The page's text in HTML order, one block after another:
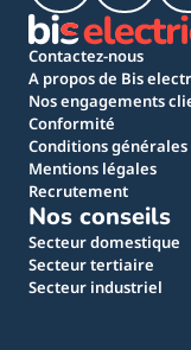
Contactez-nous
A propos de Bis
Nos engagements
Conformité
Conditions générales
Mentions légales
Recrutement
Nos conseils
Secteur domestique
Secteur tertiaire
Secteur industriel